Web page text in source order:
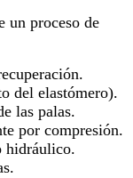
un proceso de
del elastómero).
las palas.
por compresión.
hidráulico.